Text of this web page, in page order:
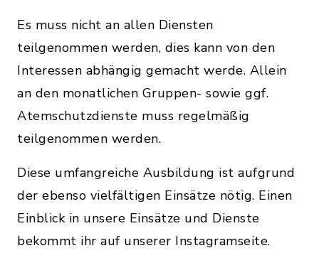
Es muss nicht an allen Diensten
teilgenommen werden, dies kann von den
Interessen abhängig gemacht werde. Allein
an den monatlichen Gruppen- sowie ggf.
Atemschutzdienste muss regelmäßig
teilgenommen werden.
Diese umfangreiche Ausbildung ist aufgrund
der ebenso vielfältigen Einsätze nötig. Einen
Einblick in unsere Einsätze und Dienste
bekommt ihr auf unserer Instagramseite.